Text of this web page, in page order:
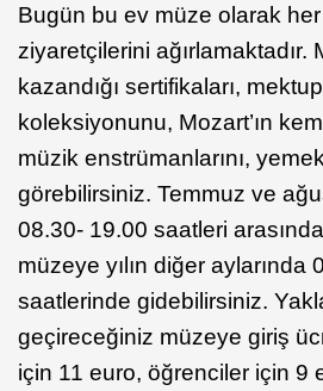
Bugün bu ev müze olarak
ziyaretçilerini ağırlamaktadır.
kazandığı sertifikaları,
koleksiyonunu, Mozart’ın
müzik enstrümanlarını,
görebilirsiniz. Temmuz ve
08.30- 19.00 saatleri
müzeye yılın diğer aylarında
saatlerinde gidebilirsiniz.
geçireceğiniz müzeye giriş
için 11 euro, öğrenciler için 9